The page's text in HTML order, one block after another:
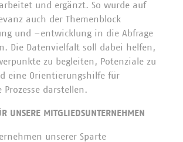
und ergänzt. So wurde auf
auch der Themenblock
und –entwicklung in die Abfrage
Die Datenvielfalt soll dabei helfen,
zu begleiten, Potenziale zu
eine Orientierungshilfe für
darstellen.
UNSERE MITGLIEDSUNTERNEHMEN
unserer Sparte